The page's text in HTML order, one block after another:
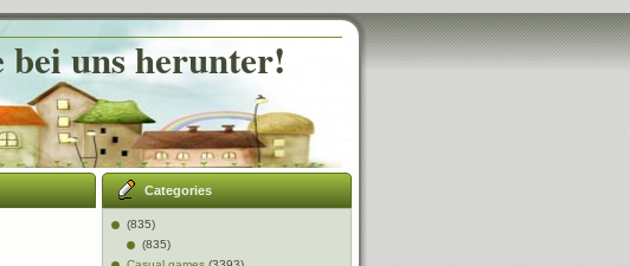
bei uns herunter!
Categories
(835)
(835)